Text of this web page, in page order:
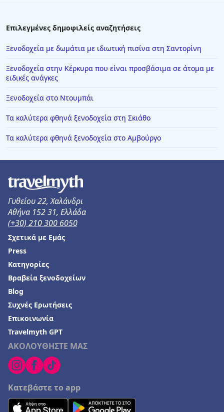
Επιλεγμένες δημοφιλείς αναζητήσεις
Ξενοδοχεία με δωμάτια με ιδιωτική πισίνα στη Σαντορίνη
Ξενοδοχεία στην Κέρκυρα που είναι προσβάσιμα σε άτομα με
ειδικές ανάγκες
Ξενοδοχεία στο Ντουμπάι
Τα καλύτερα φθηνά ξενοδοχεία στη Σκιάθο
Τα καλύτερα φθηνά ξενοδοχεία στο Αμβούργο
Γυθείου 22, Χαλάνδρι
Αθήνα 152 31, Ελλάδα
(+30) 210 300 6050
ΑΚΟΛΟΥΘΗΣΤΕ ΜΑΣ
Κατεβάστε το app
Σχετικά με Εμάς
Press
Κατηγορίες
Βραβεία ξενοδοχείων
Blog
Συχνές Ερωτήσεις
Επικοινωνία
Travelmyth GPT